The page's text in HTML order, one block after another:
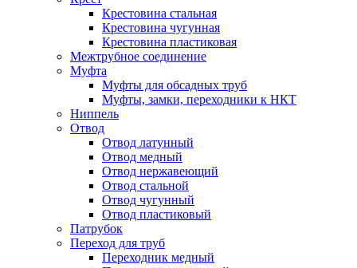
Крестовина стальная
Крестовина чугунная
Крестовина пластиковая
Межтрубное соединение
Муфта
Муфты для обсадных труб
Муфты, замки, переходники к НКТ
Ниппель
Отвод
Отвод латунный
Отвод медный
Отвод нержавеющий
Отвод стальной
Отвод чугунный
Отвод пластиковый
Патрубок
Переход для труб
Переходник медный